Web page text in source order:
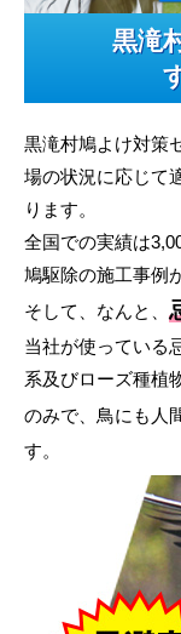
黒滝
黒滝村鳩よけ対策
場の状況に応じて
ります。
全国での実績は
鳩駆除の施工事例
そして、なんと、
当社が使っている
系及びローズ種植
のみで、鳥にも人
す。